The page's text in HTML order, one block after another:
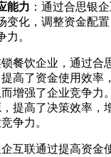
能力 ：通过合思银
变化，调整资金配
力。
餐饮企业，通过合
高了资金使用效率
增强了企业竞争力
提高了决策效率，
争力。
互联通过提高资金